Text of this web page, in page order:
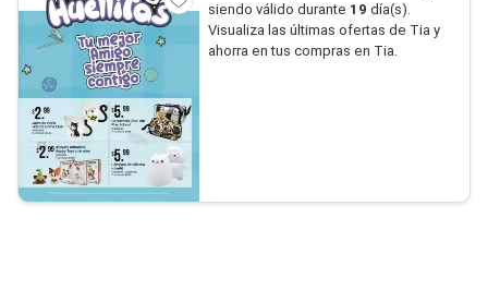
siendo válido durante 19 día(s).
Visualiza las últimas ofertas de Tia y
ahorra en tus compras en Tia.